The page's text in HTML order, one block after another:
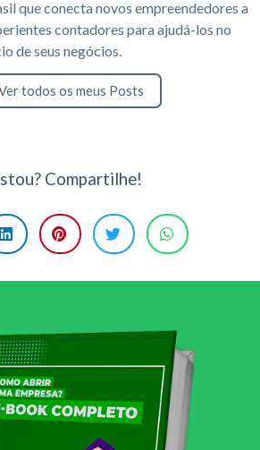
que conecta novos empreendedores a
contadores para ajudá-los no
de seus negócios.
todos os meus Posts
Compartilhe!